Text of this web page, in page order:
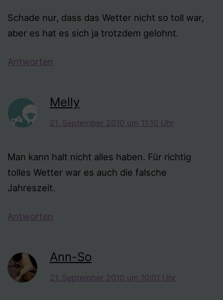
Schade nur, dass das Wetter nicht so toll war,
aber es hat es sich ja trotzdem gelohnt.
Antworten
Melly
21. September 2010 um 11:10 Uhr
Man kann halt nicht alles haben. Für richtig
tolles Wetter war es auch die falsche
Jahreszeit.
Antworten
Ann-So
21. September 2010 um 10:01 Uhr